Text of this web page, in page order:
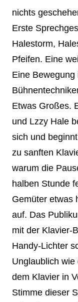
nichts
Erste
Halestorm,
Pfeifen. Eine
Eine
Etwas Großes.
und Lzzy Hale
sich und
zu sanften
warum die
halben Stunde
Gemüter etwas
auf. Das
mit der Klavier-
Handy-Lichter
Unglaublich
dem Klavier in
Stimme dieser